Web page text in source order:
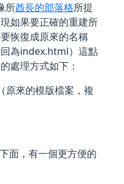
所酋長的部落格所提
如果要正確的重建所
恢復成原來的名稱
回為index.html）這點
處理方式如下：
原來的模版檔案，複
面，有一個更方便的